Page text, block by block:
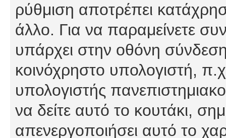
ρύθμιση αποτρέπει
άλλο. Για να παραμείνετε
υπάρχει στην οθόνη
κοινόχρηστο υπολογιστή,
υπολογιστής
να δείτε αυτό το κουτάκι,
απενεργοποιήσει αυτό το